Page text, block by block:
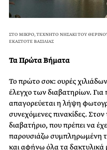
ΣΤΟ ΜΙΚΡΟ, ΤΕΧΝΗΤΟ ΝΗΣΑΚΙ ΤΟΥ
ΕΚΑΣΤΟΤΕ ΒΑΣΙΛΙΑΣ
Τα Πρώτα Βήματα
Το πρώτο σοκ: ουρές
έλεγχο των διαβατηρίων.
απαγορεύεται η λήψη
συνεχόμενες πινακίδες.
διαβατήριο, που πρέπει να
παρουσιάζω συμπληρωμένη
και αφήνω όλα τα